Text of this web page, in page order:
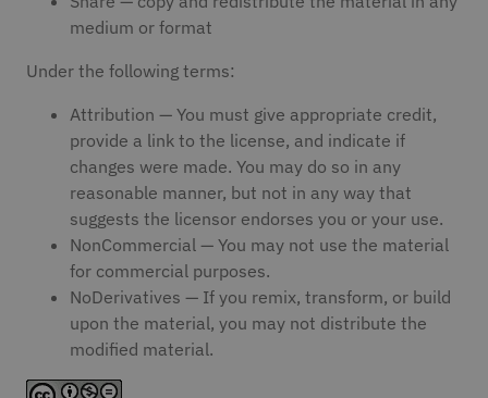
medium or format
Under the following terms:
Attribution — You must give appropriate credit,
provide a link to the license, and indicate if
changes were made. You may do so in any
reasonable manner, but not in any way that
suggests the licensor endorses you or your use.
NonCommercial — You may not use the material
for commercial purposes.
NoDerivatives — If you remix, transform, or build
upon the material, you may not distribute the
modified material.